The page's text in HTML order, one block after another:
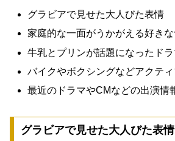
グラビアで見せた大人びた表情
家庭的な一面がうかがえる好き
牛乳とプリンが話題になったド
バイクやボクシングなどアクテ
最近のドラマやCMなどの出演情
グラビアで見せた大人びた表情